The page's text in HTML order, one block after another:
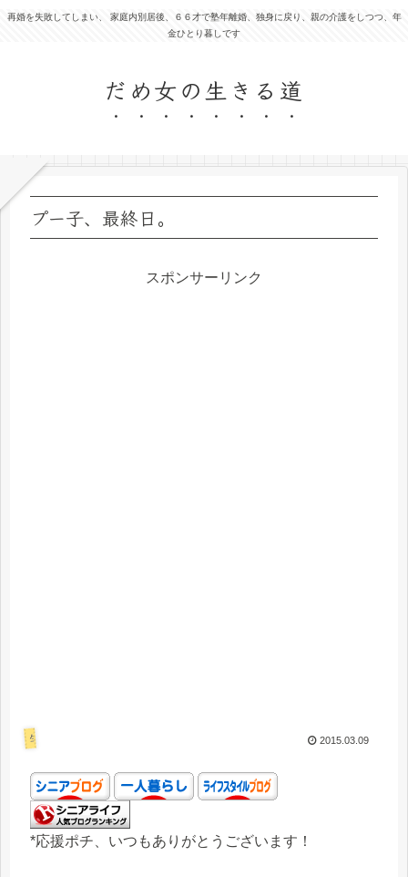
再婚を失敗してしまい、 家庭内別居後、６６才で塾年離婚、独身に戻り、親の介護をしつつ、年
金ひとり暮しです
だめ女の生きる道
プー子、最終日。
スポンサーリンク
生活 2015.03.09
*応援ポチ、いつもありがとうございます！